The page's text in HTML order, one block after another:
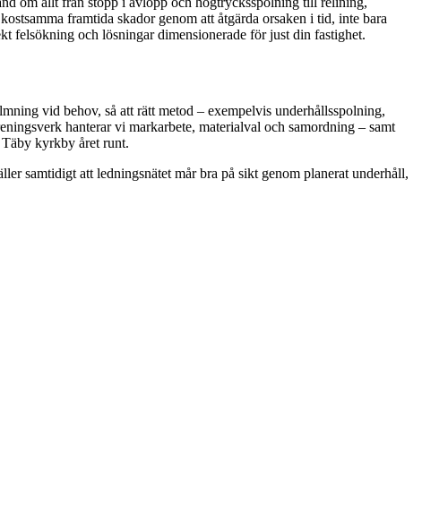
framtida skador genom att åtgärda orsaken i tid, inte bara
felsökning och lösningar dimensionerade för just din fastighet.
vid behov, så att rätt metod – exempelvis underhållsspolning,
hanterar vi markarbete, materialval och samordning – samt
kyrkby året runt.
samtidigt att ledningsnätet mår bra på sikt genom planerat underhåll,